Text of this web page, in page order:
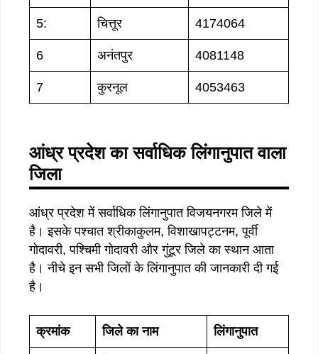
5: चित्तूर 4174064
6 अनंतपुर 4081148
7 कुरनूल 4053463
आंध्र प्रदेश का सर्वाधिक लिंगानुपात वाला
जिला
आंध्र प्रदेश में सर्वाधिक लिंगानुपात विजयनगरम जिले में
है। इसके पश्चात श्रीकाकुलम, विशाखापट्टनम, पूर्वी
गोदावरी, पश्चिमी गोदावरी और गुंटूर जिले का स्थान आता
है। नीचे इन सभी जिलों के लिंगानुपात की जानकारी दी गई
है।
क्रमांक जिले का नाम लिंगानुपात